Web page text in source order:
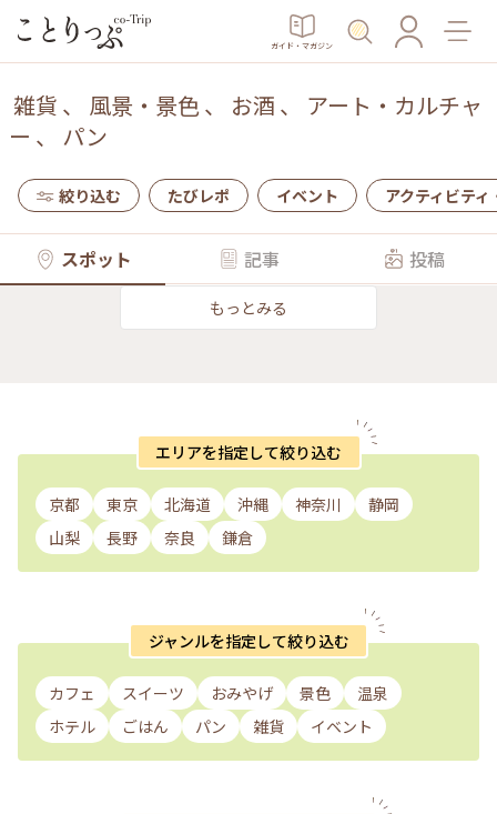
ガイド・マガジン
雑貨 、 風景・景色、 お酒 、 アート・カルチャ
ー 、 パン
絞り込む たびレポ イベント アクティビティ
スポット 記事 投稿
もっとみる
エリアを指定して絞り込む
京都 東京 北海道 沖縄 神奈川
静岡
山梨
長野 奈良 鎌倉
ジャンルを指定して絞り込む
カフェ スイーツ おみやげ 景色
温泉
ホテル
ごはん パン 雑貨 イベント